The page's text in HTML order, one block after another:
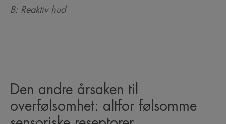
B: Reaktiv hud
Den andre årsaken til
overfølsomhet: altfor følsomme